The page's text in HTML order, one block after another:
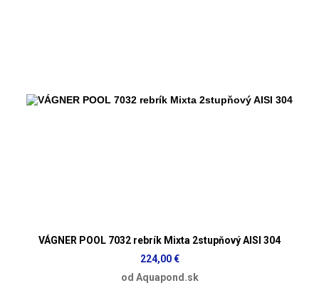
VÁGNER POOL 7032 rebrík Mixta 2stupňový AISI 304
224,00 €
od Aquapond.sk